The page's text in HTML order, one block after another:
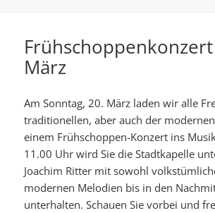
März
Am Sonntag, 20. März laden wir alle
traditionellen, aber auch der
einem Frühschoppen-Konzert ins
11.00 Uhr wird Sie die Stadtkapelle
Joachim Ritter mit sowohl
modernen Melodien bis in den
unterhalten. Schauen Sie vorbei und